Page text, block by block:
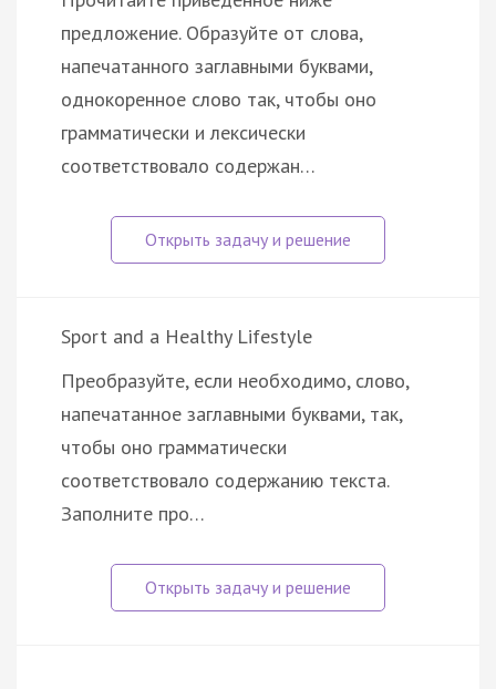
предложение. Образуйте от слова,
напечатанного заглавными буквами,
однокоренное слово так, чтобы оно
грамматически и лексически
соответствовало содержан…
Sport and a Healthy Lifestyle
Преобразуйте, если необходимо, слово,
напечатанное заглавными буквами, так,
чтобы оно грамматически
соответствовало содержанию текста.
Заполните про…